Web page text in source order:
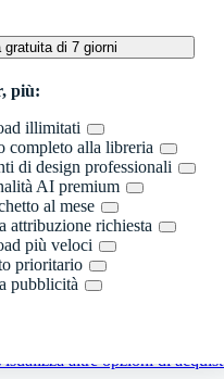
gratuita di 7 giorni
più:
illimitati
completo alla libreria
di design professionali
AI premium
al mese
attribuzione richiesta
più veloci
prioritario
pubblicità
altre opzioni di